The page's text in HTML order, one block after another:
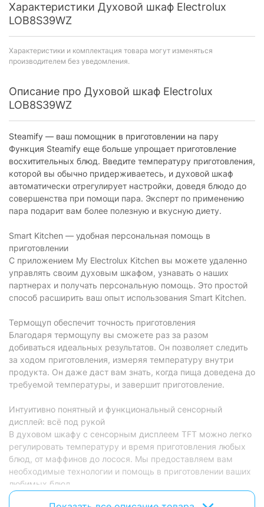
Характеристики Духовой шкаф Electrolux
LOB8S39WZ
Характеристики и комплектация товара могут изменяться
производителем без уведомления.
Описание про Духовой шкаф Electrolux
LOB8S39WZ
Steamify — ваш помощник в приготовлении на пару
Функция Steamify еще больше упрощает приготовление
восхитительных блюд. Введите температуру приготовления,
которой вы обычно придерживаетесь, и духовой шкаф
автоматически отрегулирует настройки, доведя блюдо до
совершенства при помощи пара. Эксперт по применению
пара подарит вам более полезную и вкусную диету.
Smart Kitchen — удобная персональная помощь в
приготовлении
С приложением My Electrolux Kitchen вы можете удаленно
управлять своим духовым шкафом, узнавать о наших
партнерах и получать персональную помощь. Это простой
способ расширить ваш опыт использования Smart Kitchen.
Термощуп обеспечит точность приготовления
Благодаря термощупу вы сможете раз за разом
добиваться идеальных результатов. Он позволяет следить
за ходом приготовления, измеряя температуру внутри
продукта. Он даже даст вам знать, когда пища доведена до
требуемой температуры, и завершит приготовление.
Интуитивно понятный и функциональный сенсорный
дисплей: всё под рукой
В духовом шкафу с сенсорным дисплеем TFT можно легко
регулировать температуру и время приготовления любых
блюд, от маффинов до лосося. Мы предоставляем вам
необходимые технологии и помощь в приготовлении ваших
любимых блюд.